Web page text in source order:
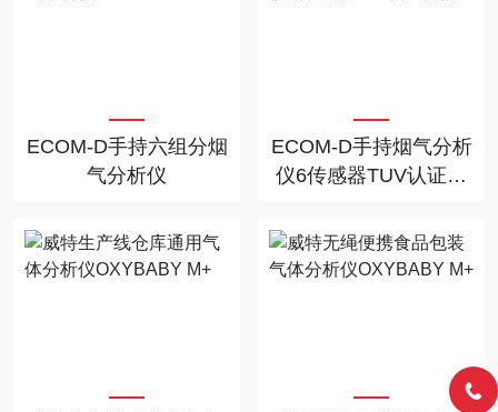
ECOM-D手持六组分烟
气分析仪
ECOM-D手持烟气分析
仪6传感器TUV认证便